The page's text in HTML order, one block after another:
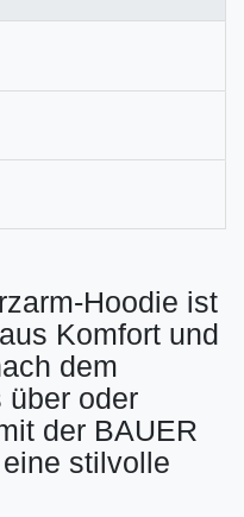
Hoodie ist
Komfort und
dem
über oder
der BAUER
stilvolle